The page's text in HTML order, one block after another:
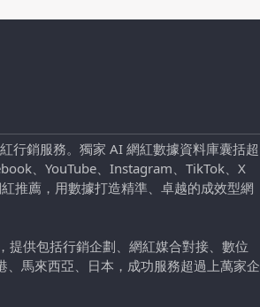
行銷服務。獨家 AI 網紅數據資料庫囊括超
、YouTube、Instagram、TikTok、X
推薦，用數據打造精準、卓越的成效型網
提供包括行銷企劃、網紅媒合對接、數位
馬來西亞、日本，成功服務超過上萬家企